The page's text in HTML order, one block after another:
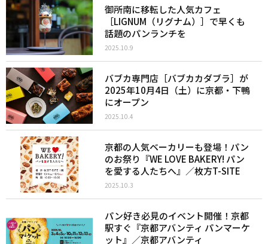
御所南に移転した人気カフェ
［LIGNUM（リグナム）］で早くも
話題のパンランチを
2025.10.9
バブカ専門店［バブカカダブラ］が
2025年10月4日（土）に京都・下鴨
にオープン
2025.10.4
京都の人気ベーカリーも登場！パン
のお祭り『WE LOVE BAKERY! パン
を愛する人たちへ』／枚方T-SITE
2025.10.3
パン好き必見のイベント開催！京都
駅すぐ『京都アバンティ パンマーケ
ット』／京都アバンティ